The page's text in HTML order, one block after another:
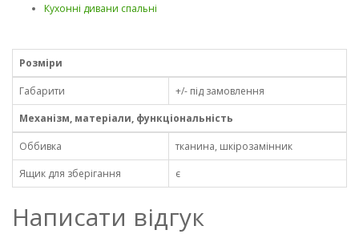
Кухонні дивани спальні
Розміри
Габарити
+/- під замовлення
Механізм, матеріали, функціональність
Оббивка
тканина, шкірозамінник
Ящик для зберігання
є
Написати відгук